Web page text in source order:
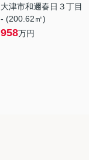
大津市和邇春日３丁目
- (200.62㎡)
958万円